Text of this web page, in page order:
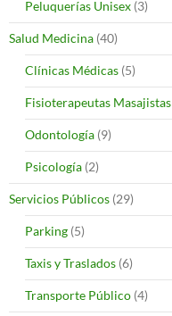
Peluquerías Unisex (3)
Salud Medicina (40)
Clínicas Médicas (5)
Fisioterapeutas Masajistas
Odontología (9)
Psicología (2)
Servicios Públicos (29)
Parking (5)
Taxis y Traslados (6)
Transporte Público (4)